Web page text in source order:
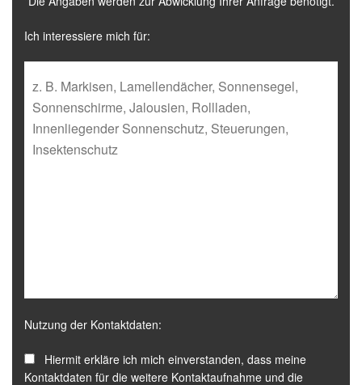
Ich interessiere mich für:
Nutzung der Kontaktdaten:
Hiermit erkläre ich mich einverstanden, dass meine
Kontaktdaten für die weitere Kontaktaufnahme und die